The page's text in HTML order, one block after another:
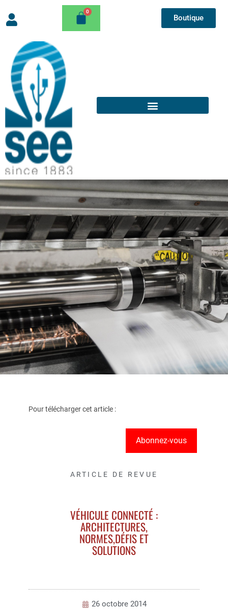
Boutique
Pour télécharger cet article :
Abonnez-vous
ARTICLE DE REVUE
VÉHICULE CONNECTÉ :
ARCHITECTURES,
NORMES,DÉFIS ET
SOLUTIONS
26 octobre 2014